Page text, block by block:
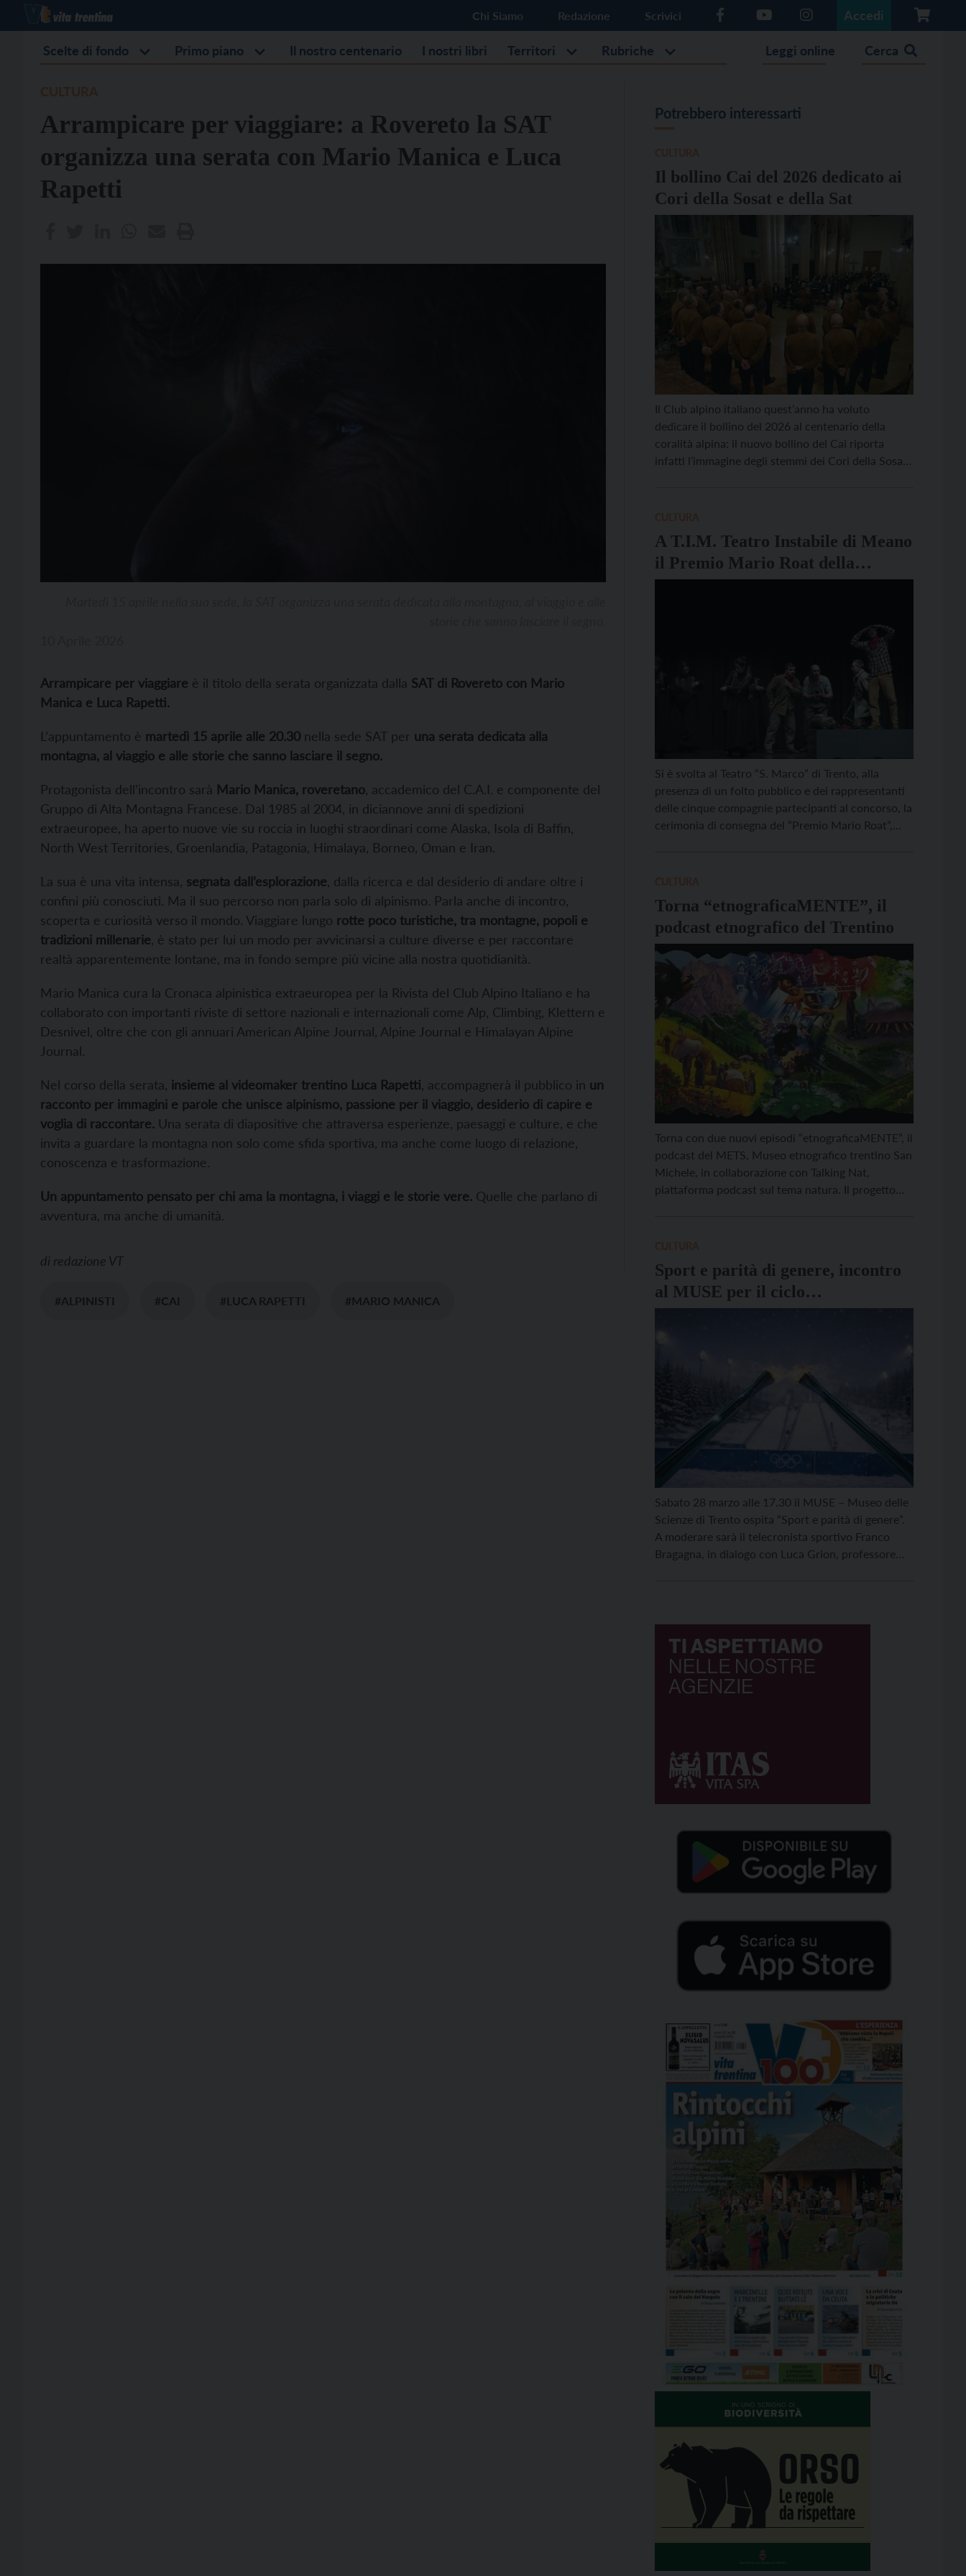
Chi Siamo Redazione Scrivici Accedi
Scelte di fondo Primo piano Il nostro centenario I nostri libri Territori Rubriche Leggi online Cerca
Arrampicare per viaggiare: a Rovereto la SAT
organizza una serata con Mario Manica e Luca
Rapetti
Arrampicare per viaggiare è il titolo della serata organizzata dalla SAT di Rovereto con Mario
Manica e Luca Rapetti.
L’appuntamento è martedì 15 aprile alle 20.30 nella sede SAT per una serata dedicata alla
montagna, al viaggio e alle storie che sanno lasciare il segno.
Protagonista dell’incontro sarà Mario Manica, roveretano , accademico del C.A.I. e componente del
Gruppo di Alta Montagna Francese. Dal 1985 al 2004, in diciannove anni di spedizioni
extraeuropee, ha aperto nuove vie su roccia in luoghi straordinari come Alaska, Isola di Baffin,
North West Territories, Groenlandia, Patagonia, Himalaya, Borneo, Oman e Iran.
La sua è una vita intensa, segnata dall’esplorazione , dalla ricerca e dal desiderio di andare oltre i
confini più conosciuti. Ma il suo percorso non parla solo di alpinismo. Parla anche di incontro,
scoperta e curiosità verso il mondo. Viaggiare lungo rotte poco turistiche, tra montagne, popoli e
tradizioni millenarie , è stato per lui un modo per avvicinarsi a culture diverse e per raccontare
realtà apparentemente lontane, ma in fondo sempre più vicine alla nostra quotidianità.
Mario Manica cura la Cronaca alpinistica extraeuropea per la Rivista del Club Alpino Italiano e ha
collaborato con importanti riviste di settore nazionali e internazionali come Alp, Climbing, Klettern e
Desnivel, oltre che con gli annuari American Alpine Journal, Alpine Journal e Himalayan Alpine
Journal.
Nel corso della serata, insieme al videomaker trentino Luca Rapetti , accompagnerà il pubblico in un
racconto per immagini e parole che unisce alpinismo, passione per il viaggio, desiderio di capire e
voglia di raccontare. Una serata di diapositive che attraversa esperienze, paesaggi e culture, e che
invita a guardare la montagna non solo come sfida sportiva, ma anche come luogo di relazione,
conoscenza e trasformazione.
Un appuntamento pensato per chi ama la montagna, i viaggi e le storie vere. Quelle che parlano di
avventura, ma anche di umanità.
di redazione VT
#ALPINISTI #CAI #LUCA RAPETTI #MARIO MANICA
Potrebbero interessarti
Il bollino Cai del 2026 dedicato ai
Cori della Sosat e della Sat
Il Club alpino italiano quest’anno ha voluto
dedicare il bollino del 2026 al centenario della
coralità alpina: il nuovo bollino del Cai riporta
infatti l’immagine degli stemmi dei Cori della Sosat
A T.I.M. Teatro Instabile di Meano
il Premio Mario Roat della
Co.F.As.
Si è svolta al Teatro “S. Marco” di Trento, alla
presenza di un folto pubblico e dei rappresentanti
delle cinque compagnie partecipanti al concorso, la
cerimonia di consegna del “Premio Mario Roat”,
giuria tecnica, […]
Torna “etnograficaMENTE”, il
podcast etnografico del Trentino
Torna con due nuovi episodi “etnograficaMENTE”, il
podcast del METS, Museo etnografico trentino San
Michele, in collaborazione con Talking Nat,
piattaforma podcast sul tema natura. Il progetto
Sport e parità di genere, incontro
al MUSE per il ciclo
“ConversAzioni”
Sabato 28 marzo alle 17.30 il MUSE – Museo delle
Scienze di Trento ospita “Sport e parità di genere”.
A moderare sarà il telecronista sportivo Franco
Bragagna, in dialogo con Luca Grion, professore
azzurre […]